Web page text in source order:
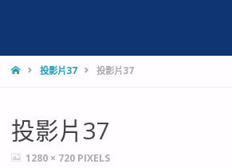
HOME投影片37 投影片37
投影片37
FULL1280 × 720 PIXELS